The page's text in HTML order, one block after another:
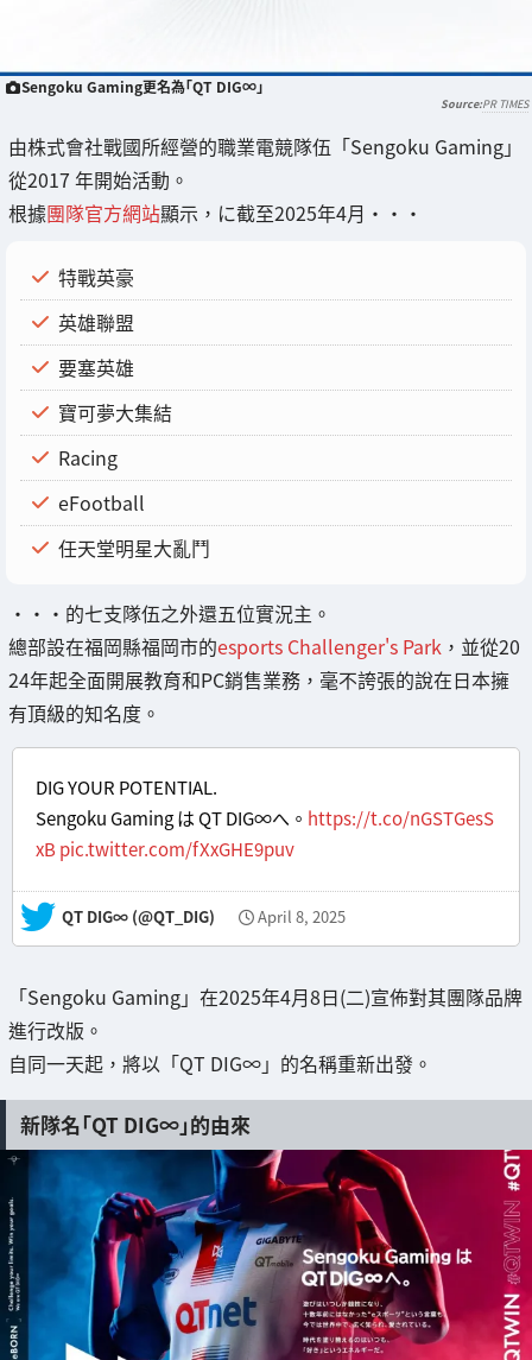
Sengoku Gaming更名為「QT DIG∞」
PR TIMES
由株式會社戰國所經營的職業電競隊伍「Sengoku Gaming」
從2017 年開始活動。
根據團隊官方網站顯示，に截至2025年4月・・・
特戰英豪
英雄聯盟
要塞英雄
寶可夢大集結
Racing
eFootball
任天堂明星大亂鬥
・・・的七支隊伍之外還五位實況主。
總部設在福岡縣福岡市的esports Challenger's Park ，並從20
24年起全面開展教育和PC銷售業務，毫不誇張的說在日本擁
有頂級的知名度。
DIG YOUR POTENTIAL.
Sengoku Gaming は QT DIG∞へ。 https://t.co/nGSTGesS
xB pic.twitter.com/fXxGHE9puv
— QT DIG∞ (@QT_DIG) April 8, 2025
「Sengoku Gaming」在2025年4月8日(二)宣佈對其團隊品牌
進行改版。
自同一天起，將以「QT DIG∞」的名稱重新出發。
新隊名「QT DIG∞」的由來